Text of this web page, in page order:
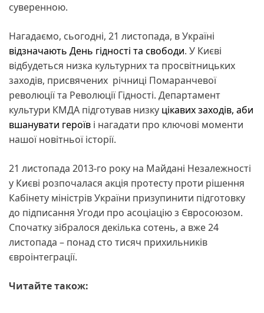
суверенною.
Нагадаємо, сьогодні, 21 листопада, в Україні
відзначають День гідності та свободи. У Києві
відбудеться низка культурних та просвітницьких
заходів, присвячених річниці Помаранчевої
революції та Революції Гідності. Департамент
культури КМДА підготував низку цікавих заходів, аби
вшанувати героїв і нагадати про ключові моменти
нашої новітньої історії.
21 листопада 2013-го року на Майдані Незалежності
у Києві розпочалася акція протесту проти рішення
Кабінету міністрів України призупинити підготовку
до підписання Угоди про асоціацію з Євросоюзом.
Спочатку зібралося декілька сотень, а вже 24
листопада – понад сто тисяч прихильників
євроінтеграції.
Читайте також: